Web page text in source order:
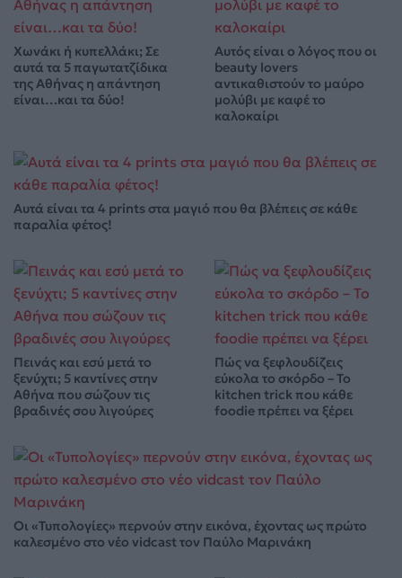
Χωνάκι ή κυπελλάκι; Σε
αυτά τα 5 παγωτατζίδικα
της Αθήνας η απάντηση
είναι…και τα δύο!
Αυτός είναι ο λόγος που οι
beauty lovers
αντικαθιστούν το μαύρο
μολύβι με καφέ το
καλοκαίρι
Αυτά είναι τα 4 prints στα μαγιό που θα βλέπεις σε κάθε
παραλία φέτος!
Πεινάς και εσύ μετά το
ξενύχτι; 5 καντίνες στην
Αθήνα που σώζουν τις
βραδινές σου λιγούρες
Πώς να ξεφλουδίζεις
εύκολα το σκόρδο – Το
kitchen trick που κάθε
foodie πρέπει να ξέρει
Οι «Τυπολογίες» περνούν στην εικόνα, έχοντας ως πρώτο
καλεσμένο στο νέο vidcast τον Παύλο Μαρινάκη